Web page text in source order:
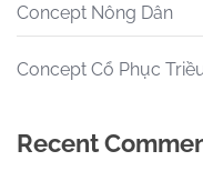
Concept Nông Dân
Concept Cổ Phục
Recent